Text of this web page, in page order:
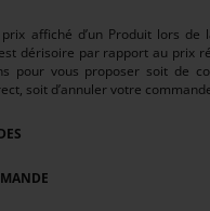
affiché d’un Produit lors de
dérisoire par rapport au prix
pour vous proposer soit de
soit d’annuler votre